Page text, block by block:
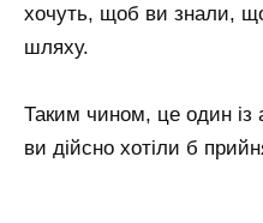
хочуть, щоб ви знали,
шляху.
Таким чином, це один із
ви дійсно хотіли б